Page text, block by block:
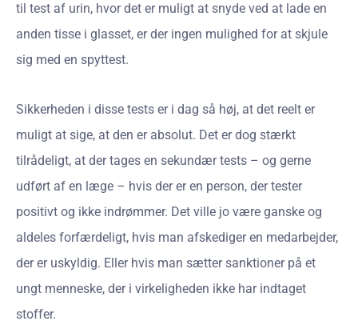
til test af urin, hvor det er muligt at snyde ved at lade en
anden tisse i glasset, er der ingen mulighed for at skjule
sig med en spyttest.
Sikkerheden i disse tests er i dag så høj, at det reelt er
muligt at sige, at den er absolut. Det er dog stærkt
tilrådeligt, at der tages en sekundær tests – og gerne
udført af en læge – hvis der er en person, der tester
positivt og ikke indrømmer. Det ville jo være ganske og
aldeles forfærdeligt, hvis man afskediger en medarbejder,
der er uskyldig. Eller hvis man sætter sanktioner på et
ungt menneske, der i virkeligheden ikke har indtaget
stoffer.